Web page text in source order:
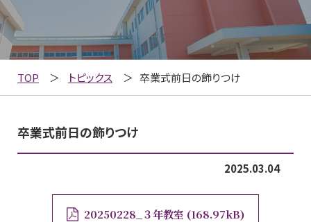
TOP トピックス 卒業式前日の飾りつけ
卒業式前日の飾りつけ
2025.03.04
20250228_３年教室 168.97kB